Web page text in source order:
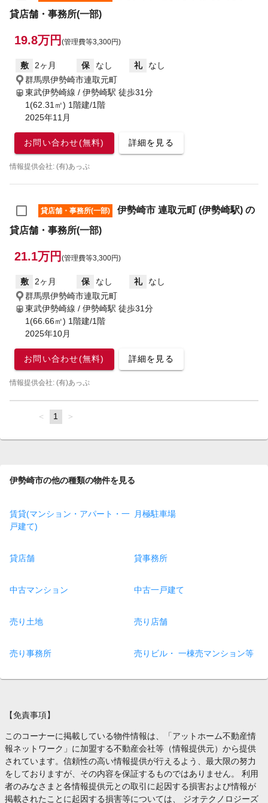
貸店舗・事務所(一部)
19.8万円 (管理費等3,300円)
敷 2ヶ月 保 なし 礼
なし
群馬県伊勢崎市連取元町
東武伊勢崎線 / 伊勢崎駅 徒歩31分
1(62.31㎡) 1階建/1階
2025年11月
お問い合わせ(無料) 詳細を見る
情報提供会社: (有)あっぷ
貸店舗・事務所(一部)
伊勢崎市 連取元町 (伊勢崎駅) の
貸店舗・事務所(一部)
21.1万円 (管理費等3,300円)
敷 2ヶ月 保 なし 礼
なし
群馬県伊勢崎市連取元町
東武伊勢崎線 / 伊勢崎駅 徒歩31分
1(66.66㎡) 1階建/1階
2025年10月
お問い合わせ(無料) 詳細を見る
情報提供会社: (有)あっぷ
page
You're
page
1 page
伊勢崎市の他の種類の物件を見る
賃貸(マンション・アパート・一
戸建て)
月極駐車場
貸店舗 貸事務所
中古マンション 中古一戸建て
売り土地 売り店舗
売り事務所 売りビル・ 一棟売マンション等
【免責事項】
このコーナーに掲載している物件情報は、「アットホーム不動産情
報ネットワーク」に加盟する不動産会社等（情報提供元）から提供
されています。信頼性の高い情報提供が行えるよう、最大限の努力
をしておりますが、その内容を保証するものではありません。 利用
者のみなさまと各情報提供元との取引に起因する損害および情報が
掲載されたことに起因する損害等については、 ジオテクノロジーズ